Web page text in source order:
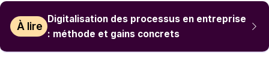
À lire
Digitalisation des processus en entreprise
: méthode et gains concrets